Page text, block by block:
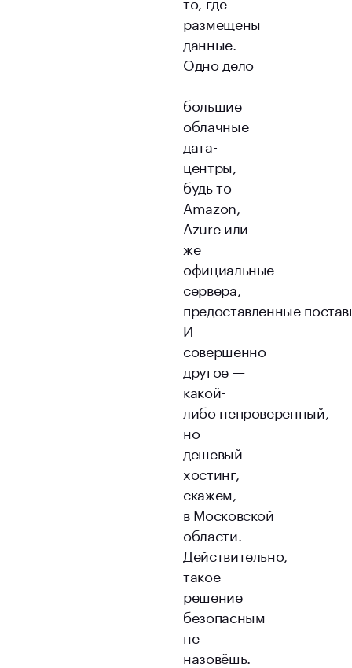
размещены
данные.
Одно дело
—
большие
облачные
дата-
центры,
будь то
Amazon,
Azure или
же
официальные
сервера,
предоставленные
И
совершенно
другое —
какой-
либо непроверенный,
но
дешевый
хостинг,
скажем,
в Московской
области.
Действительно,
такое
решение
безопасным
не
назовёшь.